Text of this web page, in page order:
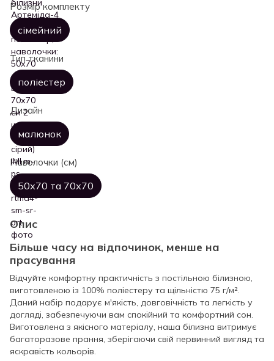
Розмір комплекту
сімейний
Тип тканини
поліестер
Дизайн
малюнок
Наволочки (см)
50х70 та 70х70
Опис
Більше часу на відпочинок, менше на
прасування
Відчуйте комфортну практичність з постільною білизною,
виготовленою із 100% поліестеру та щільністю 75 г/м².
Даний набір подарує м'якість, довговічність та легкість у
догляді, забезпечуючи вам спокійний та комфортний сон.
Виготовлена з якісного матеріалу, наша білизна витримує
багаторазове прання, зберігаючи свій первинний вигляд та
яскравість кольорів.